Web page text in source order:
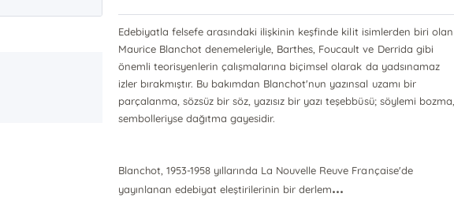
Edebiyatla felsefe arasındaki ilişkinin keşfinde kilit isimlerden biri olan
Maurice Blanchot denemeleriyle, Barthes, Foucault ve Derrida gibi
önemli teorisyenlerin çalışmalarına biçimsel olarak da yadsınamaz
izler bırakmıştır. Bu bakımdan Blanchot'nun yazınsal uzamı bir
parçalanma, sözsüz bir söz, yazısız bir yazı teşebbüsü; söylemi bozma,
sembolleriyse dağıtma gayesidir.
Blanchot, 1953-1958 yıllarında La Nouvelle Reuve Française'de
yayınlanan edebiyat eleştirilerinin bir derlem...